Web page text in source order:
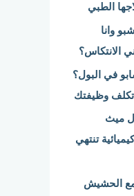
الطبي
وانا
الانتكاس؟
في البول؟
تكلف وظيفتك
ميث
تنتهي
مع الحشيش